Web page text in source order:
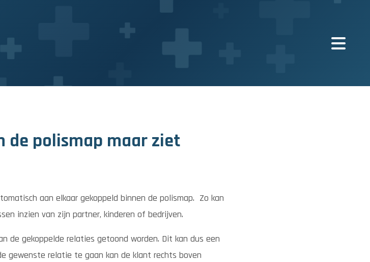
de polismap maar ziet
aan elkaar gekoppeld binnen de polismap. Zo kan
inzien van zijn partner, kinderen of bedrijven.
de gekoppelde relaties getoond worden. Dit kan dus een
gewenste relatie te gaan kan de klant rechts boven